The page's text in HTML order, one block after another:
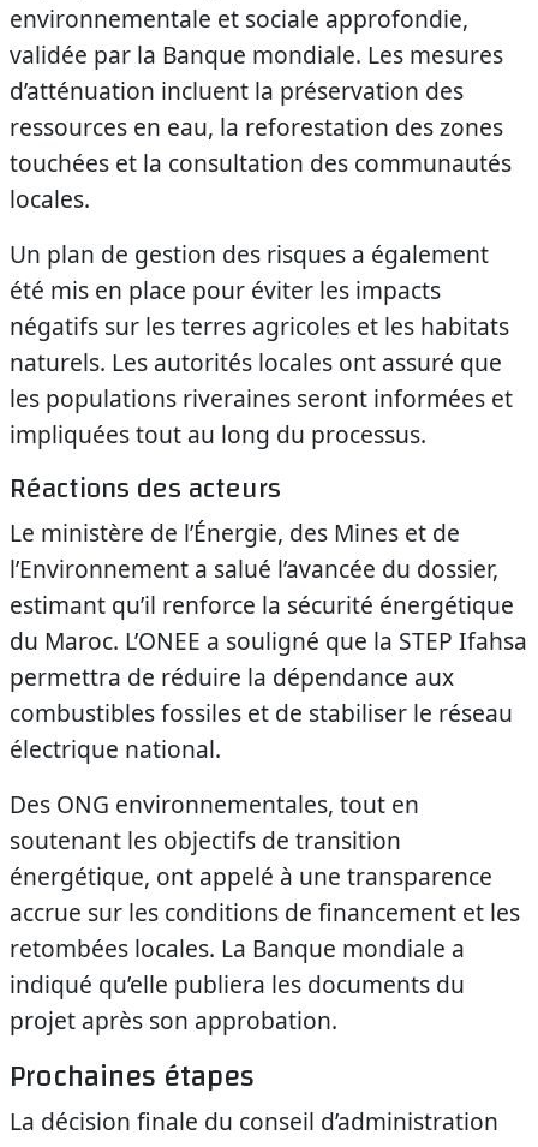
environnementale et sociale approfondie,
validée par la Banque mondiale. Les mesures
d’atténuation incluent la préservation des
ressources en eau, la reforestation des zones
touchées et la consultation des communautés
locales.
Un plan de gestion des risques a également
été mis en place pour éviter les impacts
négatifs sur les terres agricoles et les habitats
naturels. Les autorités locales ont assuré que
les populations riveraines seront informées et
impliquées tout au long du processus.
Réactions des acteurs
Le ministère de l’Énergie, des Mines et de
l’Environnement a salué l’avancée du dossier,
estimant qu’il renforce la sécurité énergétique
du Maroc. L’ONEE a souligné que la STEP Ifahsa
permettra de réduire la dépendance aux
combustibles fossiles et de stabiliser le réseau
électrique national.
Des ONG environnementales, tout en
soutenant les objectifs de transition
énergétique, ont appelé à une transparence
accrue sur les conditions de financement et les
retombées locales. La Banque mondiale a
indiqué qu’elle publiera les documents du
projet après son approbation.
Prochaines étapes
La décision finale du conseil d’administration